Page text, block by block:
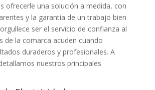
ofrecerle una solución a medida, con
y la garantía de un trabajo bien
ser el servicio de confianza al
de la comarca acuden cuando
duraderos y profesionales. A
nuestros principales